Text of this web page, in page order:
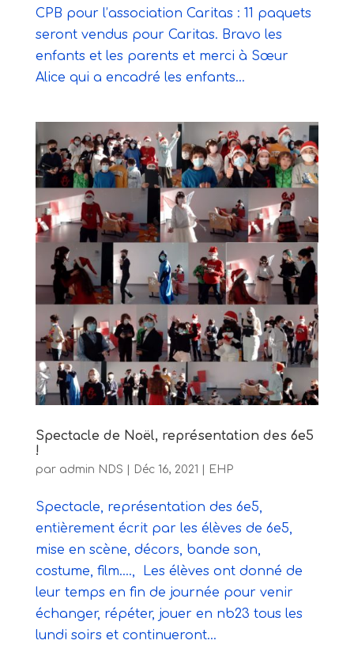
CPB pour l’association Caritas : 11 paquets
seront vendus pour Caritas. Bravo les
enfants et les parents et merci à Sœur
Alice qui a encadré les enfants...
Spectacle de Noël, représentation des 6e5
!
par admin NDS Déc 16, 2021 EHP
Spectacle, représentation des 6e5,
entièrement écrit par les élèves de 6e5,
mise en scène, décors, bande son,
costume, film…., Les élèves ont donné de
leur temps en fin de journée pour venir
échanger, répéter, jouer en nb23 tous les
lundi soirs et continueront...